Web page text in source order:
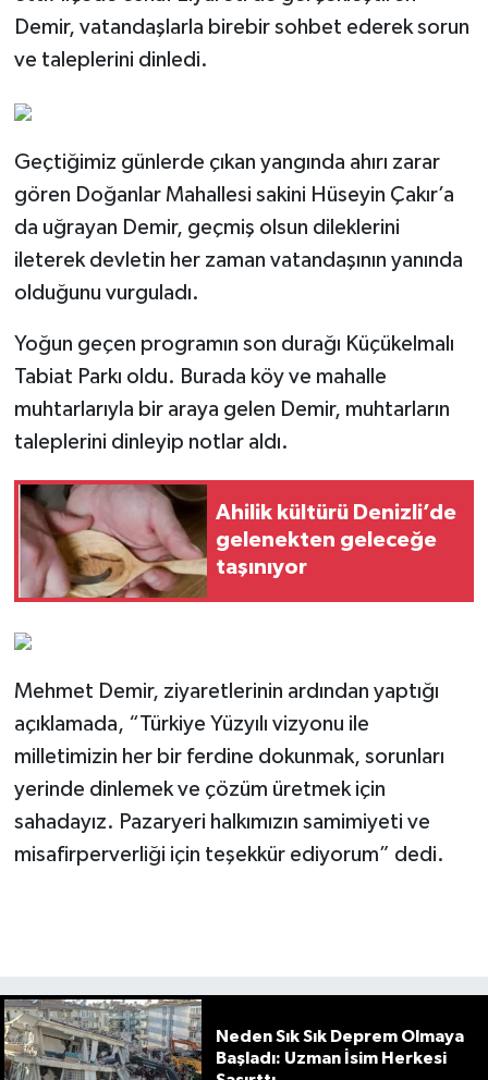
Demir, vatandaşlarla birebir sohbet ederek sorun
ve taleplerini dinledi.
Geçtiğimiz günlerde çıkan yangında ahırı zarar
gören Doğanlar Mahallesi sakini Hüseyin Çakır’a
da uğrayan Demir, geçmiş olsun dileklerini
ileterek devletin her zaman vatandaşının yanında
olduğunu vurguladı.
Yoğun geçen programın son durağı Küçükelmalı
Tabiat Parkı oldu. Burada köy ve mahalle
muhtarlarıyla bir araya gelen Demir, muhtarların
taleplerini dinleyip notlar aldı.
Ahilik kültürü Denizli’de
gelenekten geleceğe
taşınıyor
Mehmet Demir, ziyaretlerinin ardından yaptığı
açıklamada, “Türkiye Yüzyılı vizyonu ile
milletimizin her bir ferdine dokunmak, sorunları
yerinde dinlemek ve çözüm üretmek için
sahadayız. Pazaryeri halkımızın samimiyeti ve
misafirperverliği için teşekkür ediyorum” dedi.
Neden Sık Sık Deprem Olmaya
Başladı: Uzman İsim Herkesi